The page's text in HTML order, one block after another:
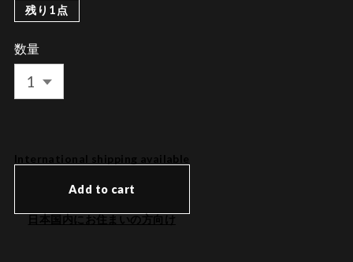
残り1点
数量
International shipping available
Add to cart
日本国内にお住まいの方向け